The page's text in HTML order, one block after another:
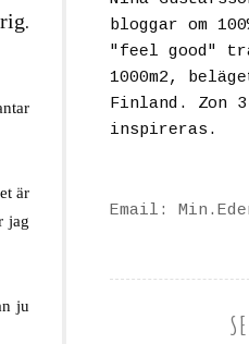
.
är
jag
ju
bloggar om
"feel good"
1000m2,
Finland. Zon
inspireras.
Email: